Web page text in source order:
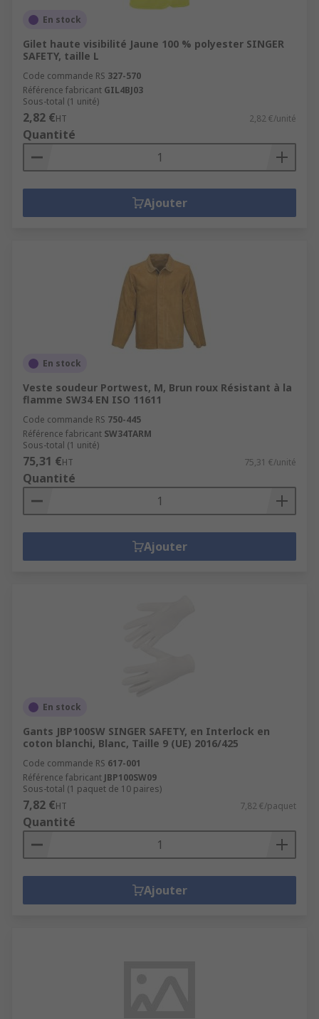
En stock
Gilet haute visibilité Jaune 100 % polyester SINGER
SAFETY, taille L
Code commande RS 327-570
Référence fabricant GIL4BJ03
Sous-total (1 unité)
2,82 €HT 2,82 €/unité
Quantité
Ajouter
En stock
Veste soudeur Portwest, M, Brun roux Résistant à la
flamme SW34 EN ISO 11611
Code commande RS 750-445
Référence fabricant SW34TARM
Sous-total (1 unité)
75,31 €HT 75,31 €/unité
Quantité
Ajouter
En stock
Gants JBP100SW SINGER SAFETY, en Interlock en
coton blanchi, Blanc, Taille 9 (UE) 2016/425
Code commande RS 617-001
Référence fabricant JBP100SW09
Sous-total (1 paquet de 10 paires)
7,82 €HT 7,82 €/paquet
Quantité
Ajouter